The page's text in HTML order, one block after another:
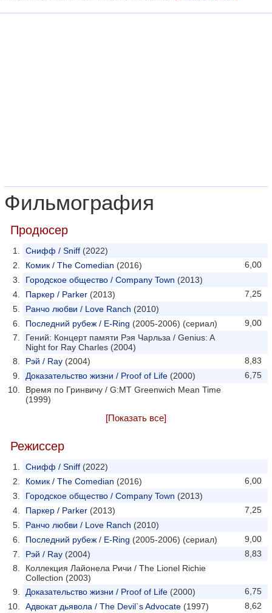
Фильмография
Продюсер
Снифф / Sniff (2022)
6,00
Комик / The Comedian (2016)
Городское общество / Company Town (2013)
7,25
Паркер / Parker (2013)
Ранчо любви / Love Ranch (2010)
9,00
Последний рубеж / E-Ring (2005-2006) (сериал)
Гений: Концерт памяти Рэя Чарльза / Genius: A
Night for Ray Charles (2004)
8,83
Рэй / Ray (2004)
6,75
Доказательство жизни / Proof of Life (2000)
Время по Гринвичу / G:MT Greenwich Mean Time
(1999)
[Показать все]
Режиссер
Снифф / Sniff (2022)
6,00
Комик / The Comedian (2016)
Городское общество / Company Town (2013)
7,25
Паркер / Parker (2013)
Ранчо любви / Love Ranch (2010)
9,00
Последний рубеж / E-Ring (2005-2006) (сериал)
8,83
Рэй / Ray (2004)
Коллекция Лайонела Ричи / The Lionel Richie
Collection (2003)
6,75
Доказательство жизни / Proof of Life (2000)
8,62
Адвокат дьявола / The Devil`s Advocate (1997)